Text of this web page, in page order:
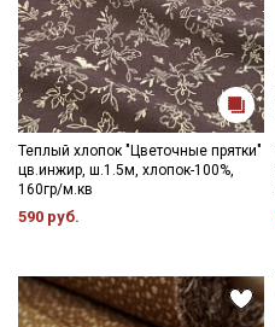
Теплый хлопок "Цветочные прятки"
цв.инжир, ш.1.5м, хлопок-100%,
160гр/м.кв
590 руб.